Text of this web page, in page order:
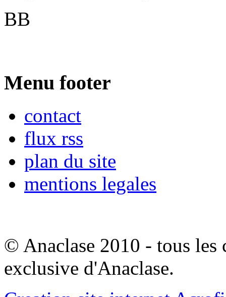
BB
Menu footer
contact
flux rss
plan du site
mentions legales
© Anaclase 2010 - tous les
exclusive d'Anaclase.